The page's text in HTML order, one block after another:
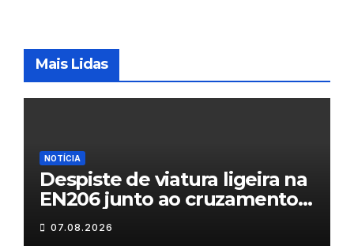
Mais Lidas
NOTÍCIA
Despiste de viatura ligeira na
EN206 junto ao cruzamento
Fornos do Pinhal
07.08.2026